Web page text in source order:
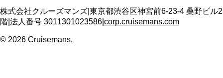
株式会社クルーズマンズ 東京都渋谷区神宮前6-23-4 桑野ビル2
階 法人番号 3011301023586 corp.cruisemans.com
© 2026 Cruisemans.